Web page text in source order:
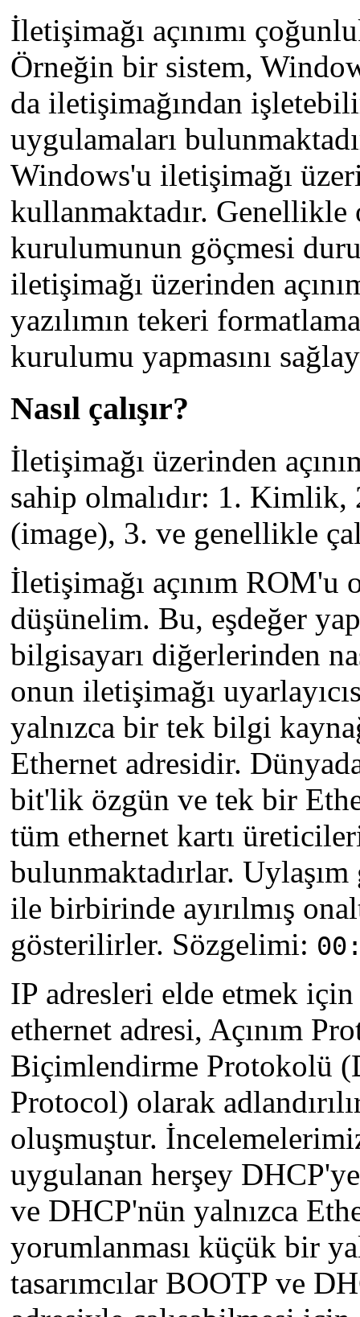
İletişimağı açınımı
Örneğin bir sistem,
da iletişimağından
uygulamaları
Windows'u iletişimağı
kullanmaktadır.
kurulumunun göçmesi
iletişimağı üzerinden
yazılımın tekeri
kurulumu yapmasını
Nasıl çalışır?
İletişimağı üzerinden
sahip olmalıdır: 1.
(image), 3. ve genellikle
İletişimağı açınım
düşünelim. Bu, eşdeğer
bilgisayarı diğerlerinden
onun iletişimağı
yalnızca bir tek bilgi
Ethernet adresidir.
bit'lik özgün ve tek bir
tüm ethernet kartı
bulunmaktadırlar.
ile birbirinde ayırılmış
gösterilirler. Sözgelimi:
IP adresleri elde etmek
ethernet adresi, Açınım
Biçimlendirme Protokolü
Protocol) olarak
oluşmuştur.
uygulanan herşey
ve DHCP'nün yalnızca
yorumlanması küçük bir
tasarımcılar BOOTP ve